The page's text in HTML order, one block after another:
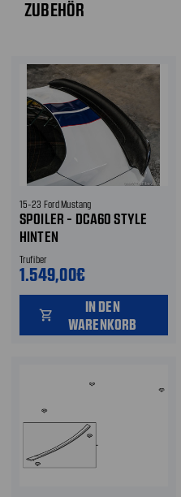
ZUBEHÖR
15-23 Ford Mustang
SPOILER - DCA60 STYLE
HINTEN
Trufiber
1.549,00€
shopping_cart
IN DEN
WARENKORB